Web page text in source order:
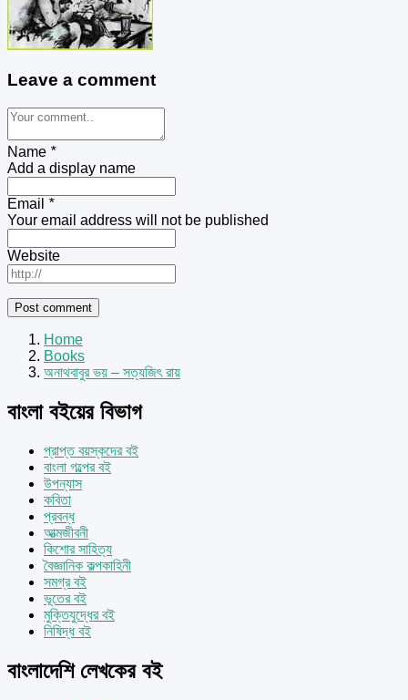
Leave a comment
Name *
Add a display name
Email *
Your email address will not be published
Website
Home
Books
অনাথবাবুর ভয় – সত্যজিৎ রায়
বাংলা বইয়ের বিভাগ
প্রাপ্ত বয়স্কদের বই
বাংলা গল্পের বই
উপন্যাস
কবিতা
প্রবন্ধ
আত্মজীবনী
কিশোর সাহিত্য
বৈজ্ঞানিক কল্পকাহিনী
সমগ্র বই
ভূতের বই
মুক্তিযুদ্ধের বই
নিষিদ্ধ বই
বাংলাদেশি লেখকের বই